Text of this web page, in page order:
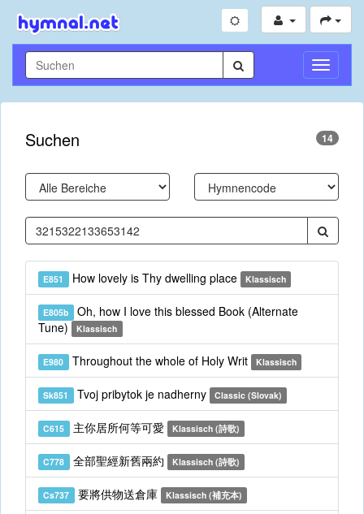
Suchen 14
E851 How lovely is Thy dwelling place Klassisch
E805b Oh, how I love this blessed Book (Alternate
Tune)
Klassisch
E980 Throughout the whole of Holy Writ Klassisch
Sk851 Tvoj pribytok je nadherny Classic (Slovak)
C615 主你居所何等可愛 Klassisch (詩歌)
C778 全部聖經新舊兩約 Klassisch (詩歌)
Cs737 要將供物送倉庫 Klassisch (補充本)